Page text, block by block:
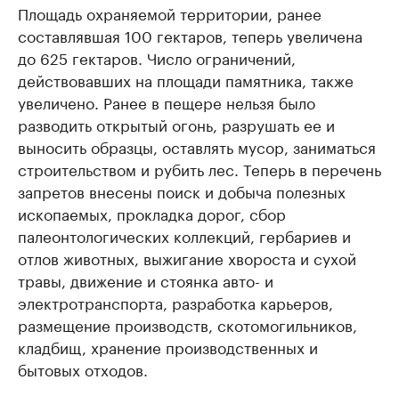
Площадь охраняемой территории, ранее
составлявшая 100 гектаров, теперь увеличена
до 625 гектаров. Число ограничений,
действовавших на площади памятника, также
увеличено. Ранее в пещере нельзя было
разводить открытый огонь, разрушать ее и
выносить образцы, оставлять мусор, заниматься
строительством и рубить лес. Теперь в перечень
запретов внесены поиск и добыча полезных
ископаемых, прокладка дорог, сбор
палеонтологических коллекций, гербариев и
отлов животных, выжигание хвороста и сухой
травы, движение и стоянка авто- и
электротранспорта, разработка карьеров,
размещение производств, скотомогильников,
кладбищ, хранение производственных и
бытовых отходов.